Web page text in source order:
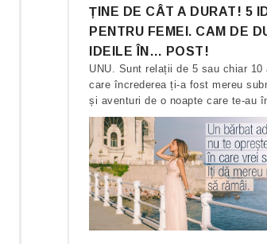
ȚINE DE CÂT A DURAT! 5
PENTRU FEMEI. CAM DE
IDEILE ÎN… POST!
UNU. Sunt relații de 5 sau chiar 10
care încrederea ți-a fost mereu
și aventuri de o noapte care te-au